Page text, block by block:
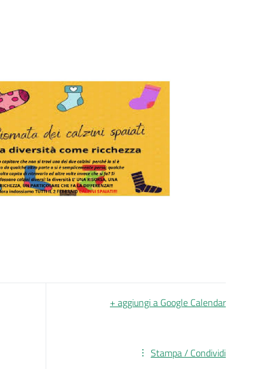
+ aggiungi a Google Calendar
Stampa / Condividi